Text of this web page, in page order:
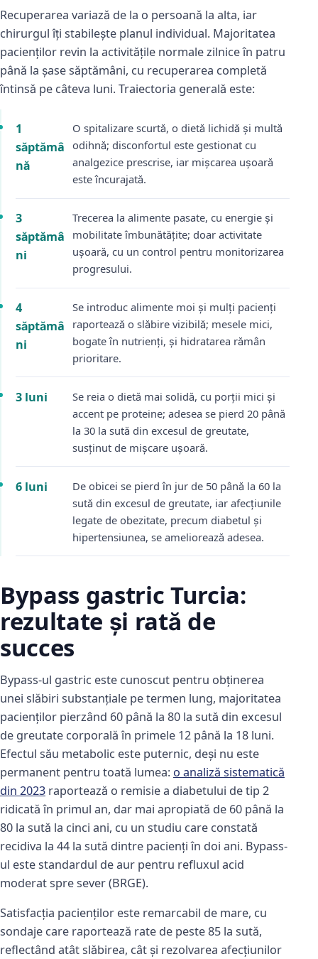
Recuperarea variază de la o persoană la alta, iar
chirurgul îți stabilește planul individual. Majoritatea
pacienților revin la activitățile normale zilnice în patru
până la șase săptămâni, cu recuperarea completă
întinsă pe câteva luni. Traiectoria generală este:
1
săptămâ
nă
O spitalizare scurtă, o dietă lichidă și multă
odihnă; disconfortul este gestionat cu
analgezice prescrise, iar mișcarea ușoară
este încurajată.
3
săptămâ
ni
Trecerea la alimente pasate, cu energie și
mobilitate îmbunătățite; doar activitate
ușoară, cu un control pentru monitorizarea
progresului.
4
săptămâ
ni
Se introduc alimente moi și mulți pacienți
raportează o slăbire vizibilă; mesele mici,
bogate în nutrienți, și hidratarea rămân
prioritare.
3 luni
Se reia o dietă mai solidă, cu porții mici și
accent pe proteine; adesea se pierd 20 până
la 30 la sută din excesul de greutate,
susținut de mișcare ușoară.
6 luni
De obicei se pierd în jur de 50 până la 60 la
sută din excesul de greutate, iar afecțiunile
legate de obezitate, precum diabetul și
hipertensiunea, se ameliorează adesea.
Bypass gastric Turcia:
rezultate și rată de
succes
Bypass-ul gastric este cunoscut pentru obținerea
unei slăbiri substanțiale pe termen lung, majoritatea
pacienților pierzând 60 până la 80 la sută din excesul
de greutate corporală în primele 12 până la 18 luni.
Efectul său metabolic este puternic, deși nu este
permanent pentru toată lumea: o analiză sistematică
din 2023 raportează o remisie a diabetului de tip 2
ridicată în primul an, dar mai apropiată de 60 până la
80 la sută la cinci ani, cu un studiu care constată
recidiva la 44 la sută dintre pacienți în doi ani. Bypass-
ul este standardul de aur pentru refluxul acid
moderat spre sever (BRGE).
Satisfacția pacienților este remarcabil de mare, cu
sondaje care raportează rate de peste 85 la sută,
reflectând atât slăbirea, cât și rezolvarea afecțiunilor